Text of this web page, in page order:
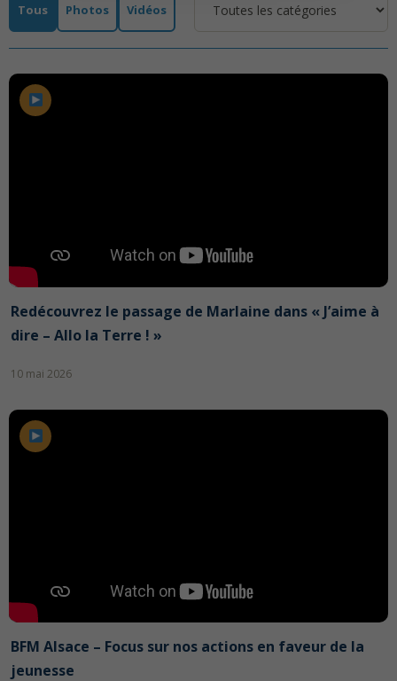
Tous Photos Vidéos
Redécouvrez le passage de Marlaine dans « J’aime à
dire – Allo la Terre ! »
10 mai 2026
BFM Alsace – Focus sur nos actions en faveur de la
jeunesse